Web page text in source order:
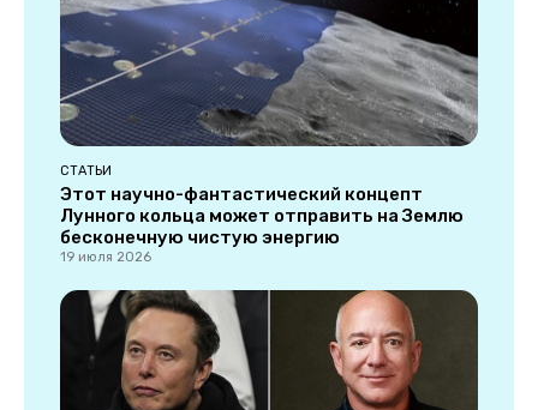
СТАТЬИ
Этот научно-фантастический концепт
Лунного кольца может отправить на Землю
бесконечную чистую энергию
19 июля 2026